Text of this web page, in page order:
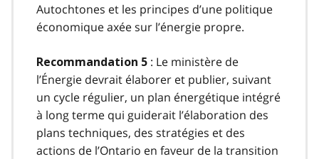
Autochtones et les principes d’une politique
économique axée sur l’énergie propre.
Recommandation 5 : Le ministère de
l’Énergie devrait élaborer et publier, suivant
un cycle régulier, un plan énergétique intégré
à long terme qui guiderait l’élaboration des
plans techniques, des stratégies et des
actions de l’Ontario en faveur de la transition